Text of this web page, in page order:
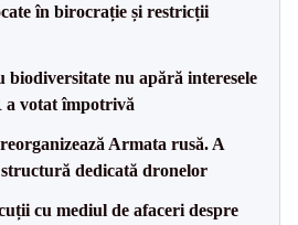
în birocrație și restricții
biodiversitate nu apără interesele
a votat împotrivă
Armata rusă. A
dedicată dronelor
cu mediul de afaceri despre